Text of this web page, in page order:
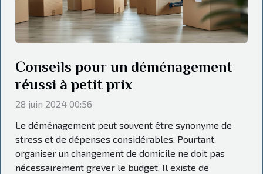
Conseils pour un déménagement
réussi à petit prix
28 juin 2024 00:56
Le déménagement peut souvent être synonyme de
stress et de dépenses considérables. Pourtant,
organiser un changement de domicile ne doit pas
nécessairement grever le budget. Il existe de